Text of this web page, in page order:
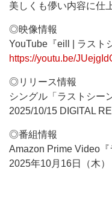
美しくも儚い内容に仕
◎映像情報
YouTube『eill | ラスト
https://youtu.be/
◎リリース情報
シングル「ラストシー
2025/10/15 DIGITAL
◎番組情報
Amazon Prime Video
2025年10月16日（木